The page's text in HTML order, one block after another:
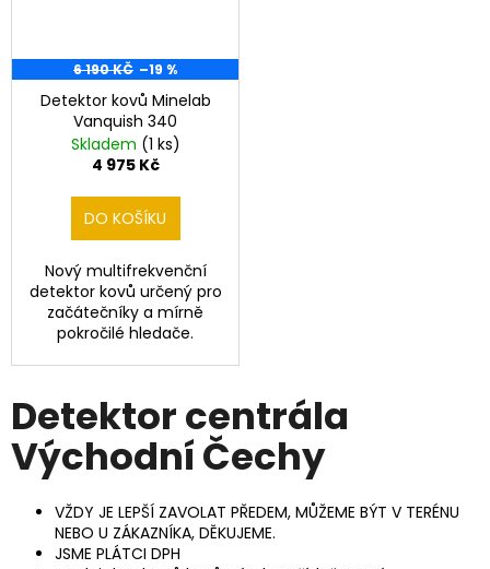
6 190 KČ –19 %
Detektor kovů Minelab
Vanquish 340
Skladem (1 ks)
4 975 Kč
DO KOŠÍKU
Nový multifrekvenční
detektor kovů určený pro
začátečníky a mírně
pokročilé hledače.
Detektor centrála
Východní Čechy
VŽDY JE LEPŠÍ ZAVOLAT PŘEDEM, MŮŽEME BÝT V TERÉNU
NEBO U ZÁKAZNÍKA, DĚKUJEME.
JSME PLÁTCI DPH